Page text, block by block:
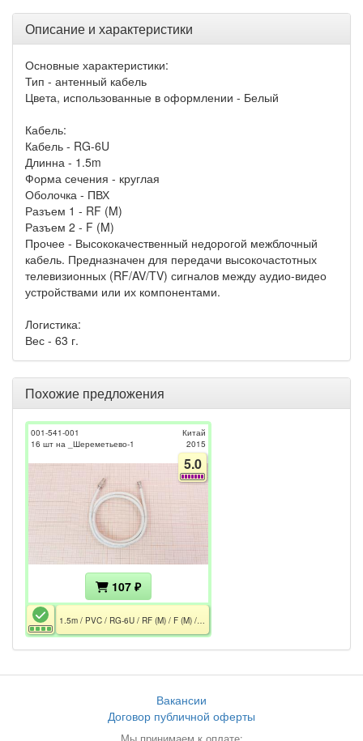
Описание и характеристики
Основные характеристики:
Тип - антенный кабель
Цвета, использованные в оформлении - Белый
Кабель:
Кабель - RG-6U
Длинна - 1.5m
Форма сечения - круглая
Оболочка - ПВХ
Разъем 1 - RF (M)
Разъем 2 - F (M)
Прочее - Высококачественный недорогой межблочный
кабель. Предназначен для передачи высокочастотных
телевизионных (RF/AV/TV) сигналов между аудио-видео
устройствами или их компонентами.
Логистика:
Вес - 63 г.
Похожие предложения
001-541-001
16 шт на _Шереметьево-1
Китай
2015
5.0
107 ₽
1.5m / PVC / RG-6U / RF (M) / F (M) / Белый
Вакансии
Договор публичной оферты